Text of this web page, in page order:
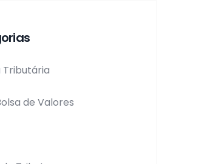
Tributária
de Valores